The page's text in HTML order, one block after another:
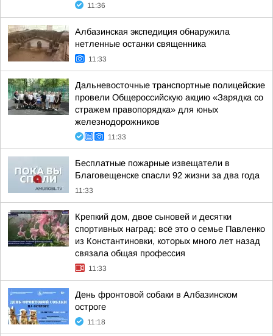
11:36
Албазинская экспедиция обнаружила
нетленные останки священника
11:33
Дальневосточные транспортные полицейские
провели Общероссийскую акцию «Зарядка со
стражем правопорядка» для юных
железнодорожников
11:33
Бесплатные пожарные извещатели в
Благовещенске спасли 92 жизни за два года
11:33
Крепкий дом, двое сыновей и десятки
спортивных наград: всё это о семье Павленко
из Константиновки, которых много лет назад
связала общая профессия
11:33
День фронтовой собаки в Албазинском
остроге
11:18